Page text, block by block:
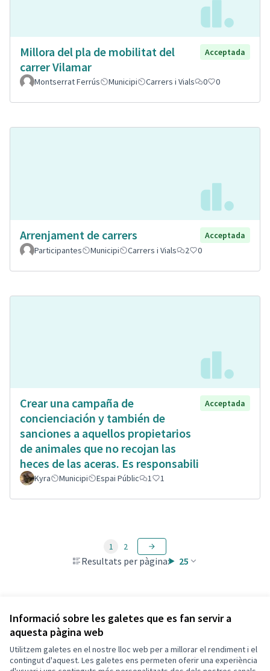
Informació sobre les galetes que es fan servir a
aquesta pàgina web
Utilitzem galetes en el nostre lloc web per a millorar el rendiment i el
contingut d'aquest. Les galetes ens permeten oferir una experiència
Millora del pla de mobilitat del
carrer Vilamar
Acceptada
Montserrat Ferrús Municipi Carrers i Vials 0 0
Arrenjament de carrers
Acceptada
Participantes
Municipi Carrers i Vials 2 0
Crear una campaña de
concienciación y también de
sanciones a aquellos propietarios
de animales que no recojan las
heces de las aceras. Es responsabili
Acceptada
Kyra Municipi Espai Públic 1 1
Resultats per pàgina: 25
1 2
Veure totes les propostes retirades
Termes i condicions d'ús
Configuració de les galetes